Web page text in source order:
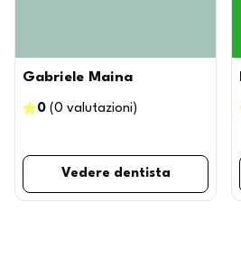
Gabriele Maina
0 (0 valutazioni )
Vedere dentista